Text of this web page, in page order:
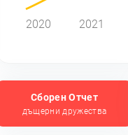
2020 2021
Сборен Отчет
дъщерни дружества